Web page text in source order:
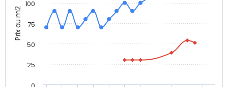
Prix au m2
25
50
75
100